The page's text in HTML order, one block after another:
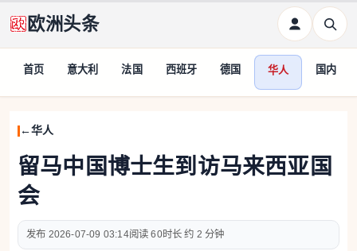
欧洲头条
首页 意大利 法国 西班牙 德国 华人 国内
华人
留马中国博士生到访马来西亚国
会
2026-07-09 03:14 60 约 2 分钟